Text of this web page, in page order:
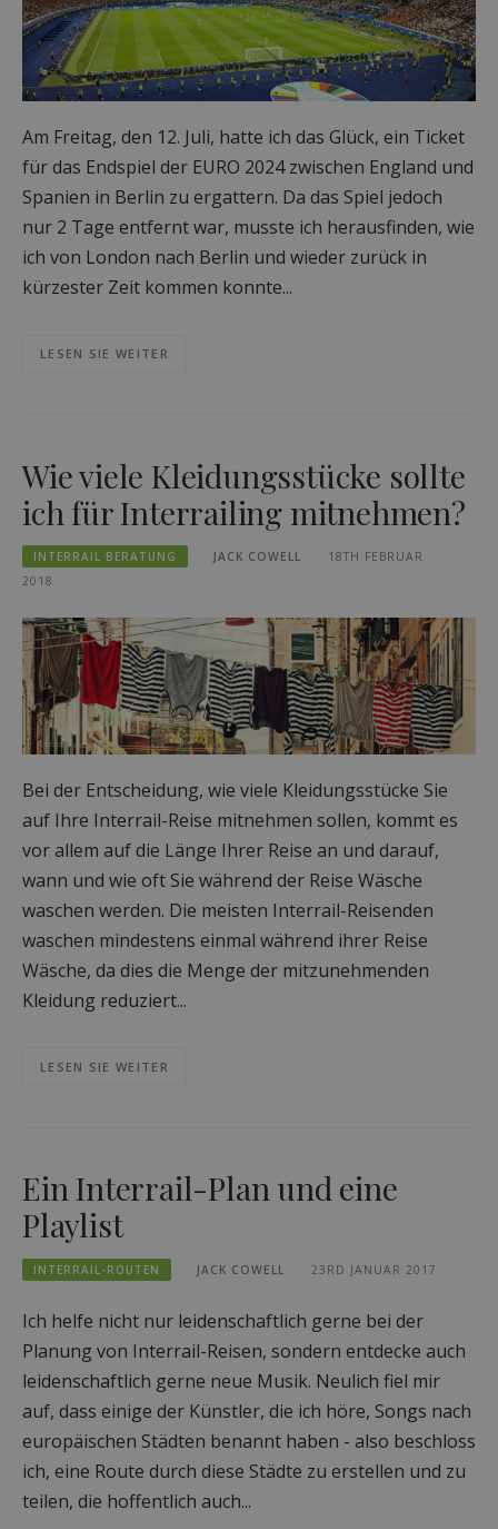
Am Freitag, den 12. Juli, hatte ich das Glück, ein Ticket
für das Endspiel der EURO 2024 zwischen England und
Spanien in Berlin zu ergattern. Da das Spiel jedoch
nur 2 Tage entfernt war, musste ich herausfinden, wie
ich von London nach Berlin und wieder zurück in
kürzester Zeit kommen konnte...
LESEN SIE WEITER
Wie viele Kleidungsstücke sollte
ich für Interrailing mitnehmen?
INTERRAIL BERATUNG JACK COWELL
18TH FEBRUAR
2018
Bei der Entscheidung, wie viele Kleidungsstücke Sie
auf Ihre Interrail-Reise mitnehmen sollen, kommt es
vor allem auf die Länge Ihrer Reise an und darauf,
wann und wie oft Sie während der Reise Wäsche
waschen werden. Die meisten Interrail-Reisenden
waschen mindestens einmal während ihrer Reise
Wäsche, da dies die Menge der mitzunehmenden
Kleidung reduziert...
LESEN SIE WEITER
Ein Interrail-Plan und eine
Playlist
INTERRAIL-ROUTEN JACK COWELL 23RD JANUAR 2017
Ich helfe nicht nur leidenschaftlich gerne bei der
Planung von Interrail-Reisen, sondern entdecke auch
leidenschaftlich gerne neue Musik. Neulich fiel mir
auf, dass einige der Künstler, die ich höre, Songs nach
europäischen Städten benannt haben - also beschloss
ich, eine Route durch diese Städte zu erstellen und zu
teilen, die hoffentlich auch...